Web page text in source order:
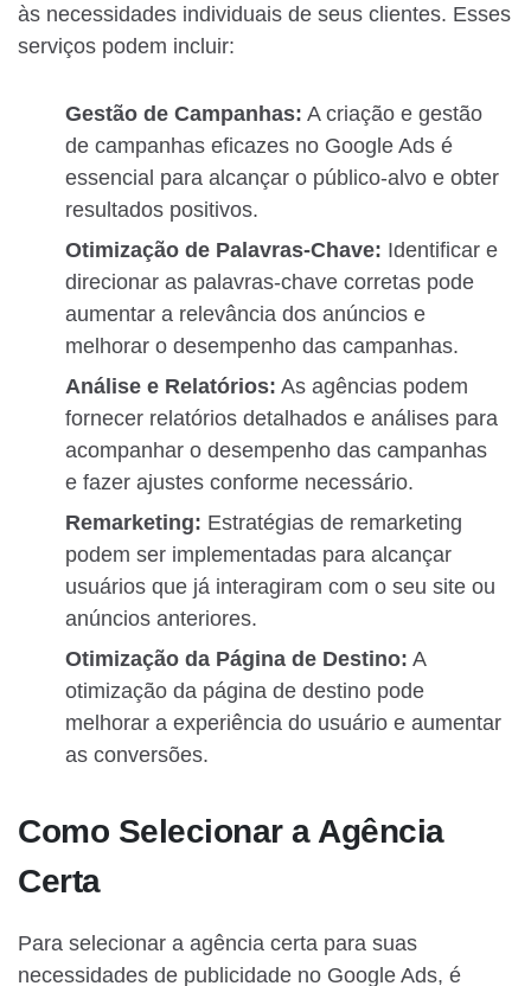
às necessidades individuais de seus clientes. Esses
serviços podem incluir:
Gestão de Campanhas: A criação e gestão
de campanhas eficazes no Google Ads é
essencial para alcançar o público-alvo e obter
resultados positivos.
Otimização de Palavras-Chave: Identificar e
direcionar as palavras-chave corretas pode
aumentar a relevância dos anúncios e
melhorar o desempenho das campanhas.
Análise e Relatórios: As agências podem
fornecer relatórios detalhados e análises para
acompanhar o desempenho das campanhas
e fazer ajustes conforme necessário.
Remarketing: Estratégias de remarketing
podem ser implementadas para alcançar
usuários que já interagiram com o seu site ou
anúncios anteriores.
Otimização da Página de Destino: A
otimização da página de destino pode
melhorar a experiência do usuário e aumentar
as conversões.
Como Selecionar a Agência
Certa
Para selecionar a agência certa para suas
necessidades de publicidade no Google Ads, é